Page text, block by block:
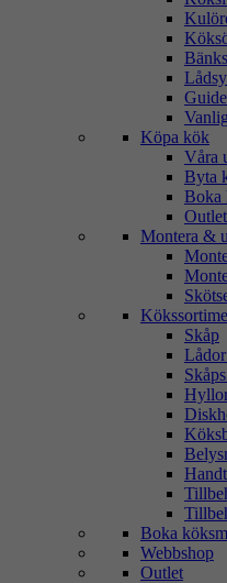
Köpa kök
Våra
Byta
Boka
Outlet
Montera &
Skåp
Boka
Webbshop
Outlet